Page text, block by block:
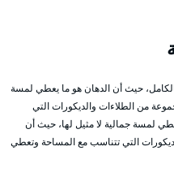
حيث أن الدهان هو ما يعطي لمسة
من الطلاءات والديكورات التي
لمسة جمالية لا مثيل لها، حيث أن
التي تتناسب مع المساحة وتعطي